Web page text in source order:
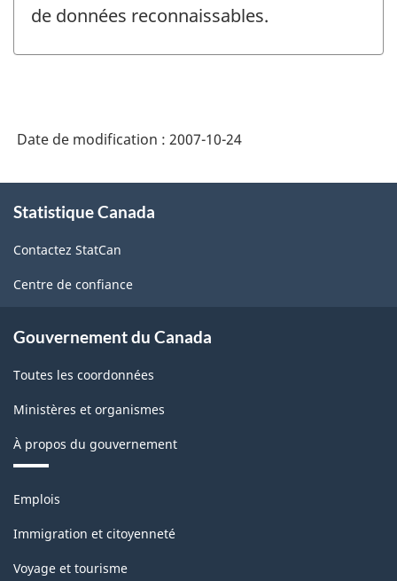
de données reconnaissables.
Date de modification : 2007-10-24
propos
ce
site
Statistique Canada
Contactez StatCan
Centre de confiance
Gouvernement du Canada
Toutes les coordonnées
Ministères et organismes
À propos du gouvernement
Thèmes
sujets
Emplois
Immigration et citoyenneté
Voyage et tourisme